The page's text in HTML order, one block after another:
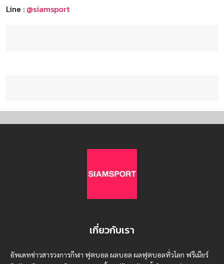
Line : @siamsport
เกี่ยวกับเรา
อัพเดทข่าวสารวงการกีฬา ฟุตบอล ผลบอล ผลฟุตบอลทั่วโลก ฟรีเมียร์